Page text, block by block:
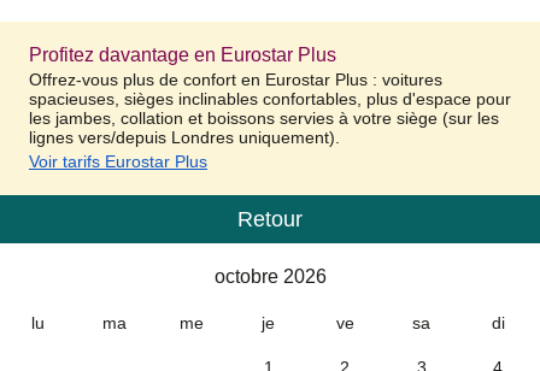
Profitez davantage en Eurostar Plus
Offrez-vous plus de confort en Eurostar Plus : voitures
spacieuses, sièges inclinables confortables, plus d'espace pour
les jambes, collation et boissons servies à votre siège (sur les
lignes vers/depuis Londres uniquement).
Voir tarifs Eurostar Plus
Calendrier
Retour
octobre 2026
lu ma me je ve sa di